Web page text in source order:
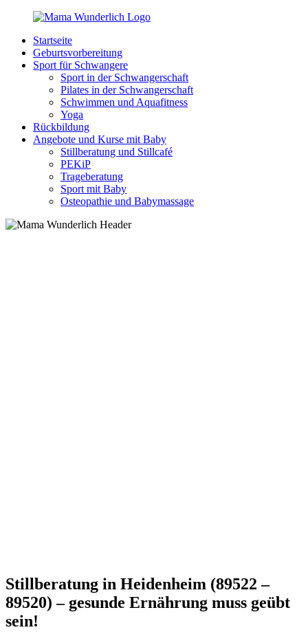
Zurück
Inhalt
MamaWunderlich.de
Mutti
sein
wunderbar!
Startseite
Geburtsvorbereitung
Sport für Schwangere
Sport in der Schwangerschaft
Pilates in der Schwangerschaft
Schwimmen und Aquafitness
Yoga
Rückbildung
Angebote und Kurse mit Baby
Stillberatung und Stillcafé
PEKiP
Trageberatung
Sport mit Baby
Osteopathie und Babymassage
Stillberatung in Heidenheim (89522 –
89520) – gesunde Ernährung muss geübt
sein!